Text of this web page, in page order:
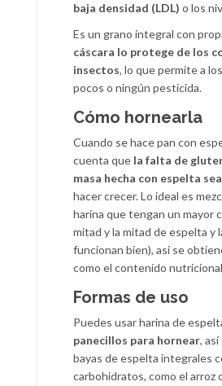
baja densidad (LDL) o los
Es un grano integral con
cáscara lo protege de los
insectos, lo que permite a
pocos o ningún pesticida.
Cómo hornearla
Cuando se hace pan con
cuenta que la falta de
masa hecha con espelta
hacer crecer. Lo ideal es
harina que tengan un mayor
mitad y la mitad de espelta y
funcionan bien), así se
como el contenido
Formas de uso
Puedes usar harina de
panecillos para hornear,
bayas de espelta integrales
carbohidratos, como el arroz